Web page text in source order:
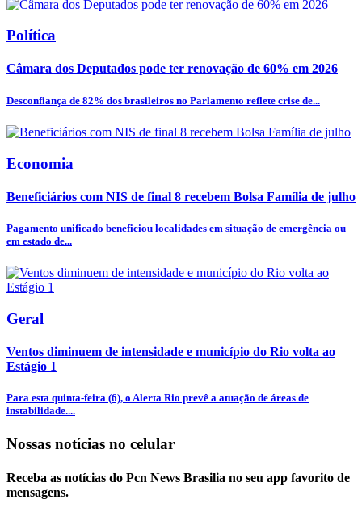
Política
Câmara dos Deputados pode ter renovação de 60% em 2026
Desconfiança de 82% dos brasileiros no Parlamento reflete crise de...
Economia
Beneficiários com NIS de final 8 recebem Bolsa Família de julho
Pagamento unificado beneficiou localidades em situação de emergência ou
em estado de...
Geral
Ventos diminuem de intensidade e município do Rio volta ao
Estágio 1
Para esta quinta-feira (6), o Alerta Rio prevê a atuação de áreas de
instabilidade....
Nossas notícias no celular
Receba as notícias do Pcn News Brasilia no seu app favorito de
mensagens.